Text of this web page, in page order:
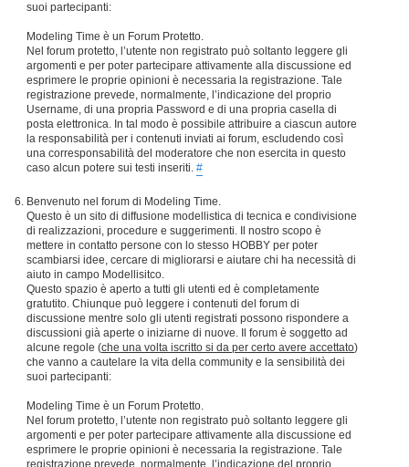
suoi partecipanti:
Modeling Time è un Forum Protetto.
Nel forum protetto, l’utente non registrato può soltanto leggere gli
argomenti e per poter partecipare attivamente alla discussione ed
esprimere le proprie opinioni è necessaria la registrazione. Tale
registrazione prevede, normalmente, l’indicazione del proprio
Username, di una propria Password e di una propria casella di
posta elettronica. In tal modo è possibile attribuire a ciascun autore
la responsabilità per i contenuti inviati ai forum, escludendo così
una corresponsabilità del moderatore che non esercita in questo
caso alcun potere sui testi inseriti. #
Benvenuto nel forum di Modeling Time.
Questo è un sito di diffusione modellistica di tecnica e condivisione
di realizzazioni, procedure e suggerimenti. Il nostro scopo è
mettere in contatto persone con lo stesso HOBBY per poter
scambiarsi idee, cercare di migliorarsi e aiutare chi ha necessità di
aiuto in campo Modellisitco.
Questo spazio è aperto a tutti gli utenti ed è completamente
gratutito. Chiunque può leggere i contenuti del forum di
discussione mentre solo gli utenti registrati possono rispondere a
discussioni già aperte o iniziarne di nuove. Il forum è soggetto ad
alcune regole (che una volta iscritto si da per certo avere accettato)
che vanno a cautelare la vita della community e la sensibilità dei
suoi partecipanti:
Modeling Time è un Forum Protetto.
Nel forum protetto, l’utente non registrato può soltanto leggere gli
argomenti e per poter partecipare attivamente alla discussione ed
esprimere le proprie opinioni è necessaria la registrazione. Tale
registrazione prevede, normalmente, l’indicazione del proprio